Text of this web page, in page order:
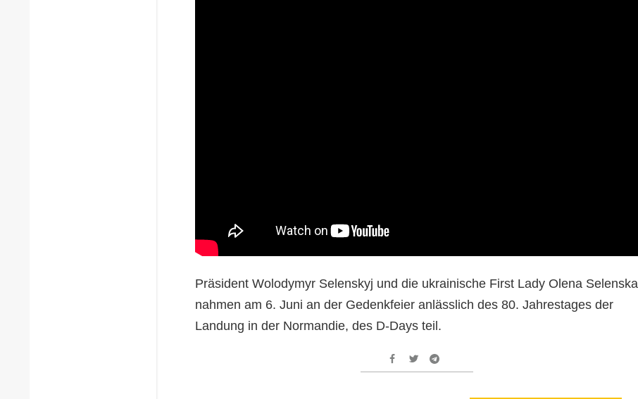
Präsident Wolodymyr Selenskyj und die ukrainische First Lady Olena Selenska
nahmen am 6. Juni an der Gedenkfeier anlässlich des 80. Jahrestages der
Landung in der Normandie, des D-Days teil.